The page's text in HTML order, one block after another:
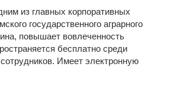
из главных корпоративных
государственного аграрного
повышает вовлеченность
бесплатно среди
Имеет электронную